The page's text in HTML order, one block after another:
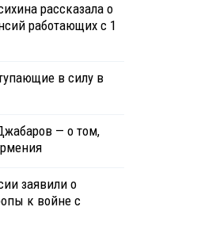
рассказала о
работающих с 1
в силу в
— о том,
заявили о
к войне с